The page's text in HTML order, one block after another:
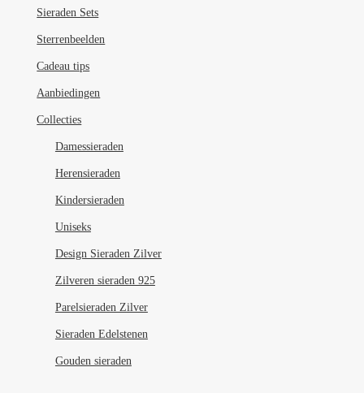
Sieraden Sets
Sterrenbeelden
Cadeau tips
Aanbiedingen
Collecties
Damessieraden
Herensieraden
Kindersieraden
Uniseks
Design Sieraden Zilver
Zilveren sieraden 925
Parelsieraden Zilver
Sieraden Edelstenen
Gouden sieraden